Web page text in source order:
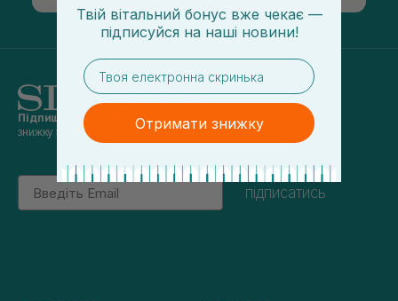
Підпишись на наші новинита отримуй
знижку 5% на перше замовлення
Email
підписатись
Твій вітальний бонус вже чекає —
підписуйся на наші новини!
email
Отримати знижку